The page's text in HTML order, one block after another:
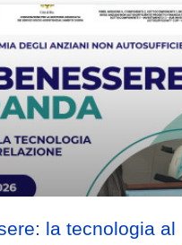
la tecnologia al